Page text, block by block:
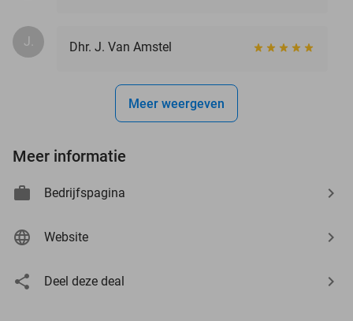
J. Dhr. J. Van Amstel
Meer weergeven
Meer informatie
Bedrijfspagina
Website
Deel deze deal